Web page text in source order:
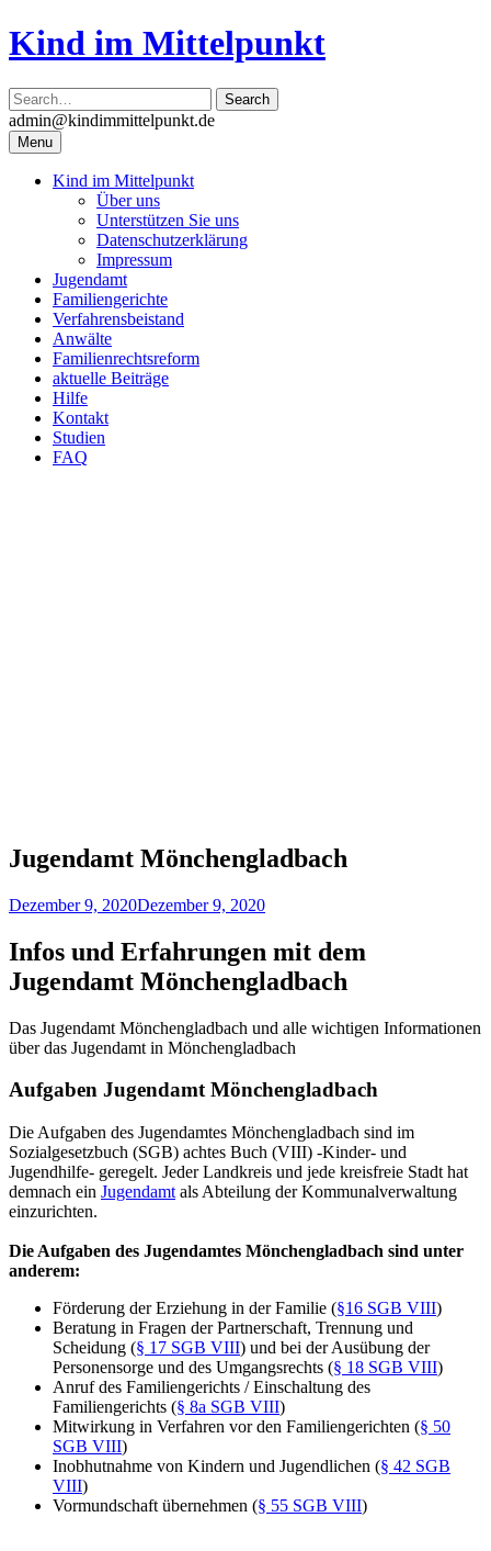
Skip
to
Kind im Mittelpunkt
admin@kindimmittelpunkt.de
Menu
Kind im Mittelpunkt
Über uns
Unterstützen Sie uns
Datenschutzerklärung
Impressum
Jugendamt
Familiengerichte
Verfahrensbeistand
Anwälte
Familienrechtsreform
aktuelle Beiträge
Hilfe
Kontakt
Studien
FAQ
Jugendamt Mönchengladbach
Dezember 9, 2020Dezember 9, 2020
Infos und Erfahrungen mit dem
Jugendamt Mönchengladbach
Das Jugendamt Mönchengladbach und alle wichtigen Informationen
über das Jugendamt in Mönchengladbach
Aufgaben Jugendamt Mönchengladbach
Die Aufgaben des Jugendamtes Mönchengladbach sind im
Sozialgesetzbuch (SGB) achtes Buch (VIII) -Kinder- und
Jugendhilfe- geregelt. Jeder Landkreis und jede kreisfreie Stadt hat
demnach ein Jugendamt als Abteilung der Kommunalverwaltung
einzurichten.
Die Aufgaben des Jugendamtes Mönchengladbach sind unter
anderem:
Förderung der Erziehung in der Familie (§16 SGB VIII)
Beratung in Fragen der Partnerschaft, Trennung und
Scheidung (§ 17 SGB VIII) und bei der Ausübung der
Personensorge und des Umgangsrechts (§ 18 SGB VIII)
Anruf des Familiengerichts / Einschaltung des
Familiengerichts (§ 8a SGB VIII)
Mitwirkung in Verfahren vor den Familiengerichten (§ 50
SGB VIII)
Inobhutnahme von Kindern und Jugendlichen (§ 42 SGB
VIII)
Vormundschaft übernehmen (§ 55 SGB VIII)